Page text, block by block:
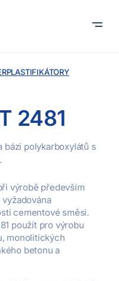
2481
bázi polykarboxylátů s
výrobě především
cementové směsi.
použít pro výrobu
monolitických
betonu a